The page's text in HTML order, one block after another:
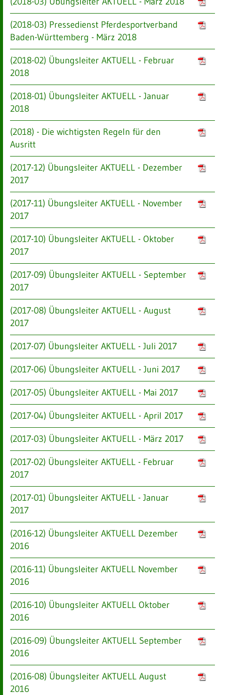
(2018-03) Pressedienst Pferdesportverband
Baden-Württemberg - März 2018
(2018-02) Übungsleiter AKTUELL - Februar
2018
(2018-01) Übungsleiter AKTUELL - Januar
2018
(2018) - Die wichtigsten Regeln für den
Ausritt
(2017-12) Übungsleiter AKTUELL - Dezember
2017
(2017-11) Übungsleiter AKTUELL - November
2017
(2017-10) Übungsleiter AKTUELL - Oktober
2017
(2017-09) Übungsleiter AKTUELL - September
2017
(2017-08) Übungsleiter AKTUELL - August
2017
(2017-07) Übungsleiter AKTUELL - Juli 2017
(2017-06) Übungsleiter AKTUELL - Juni 2017
(2017-05) Übungsleiter AKTUELL - Mai 2017
(2017-04) Übungsleiter AKTUELL - April 2017
(2017-03) Übungsleiter AKTUELL - März 2017
(2017-02) Übungsleiter AKTUELL - Februar
2017
(2017-01) Übungsleiter AKTUELL - Januar
2017
(2016-12) Übungsleiter AKTUELL Dezember
2016
(2016-11) Übungsleiter AKTUELL November
2016
(2016-10) Übungsleiter AKTUELL Oktober
2016
(2016-09) Übungsleiter AKTUELL September
2016
(2016-08) Übungsleiter AKTUELL August
2016